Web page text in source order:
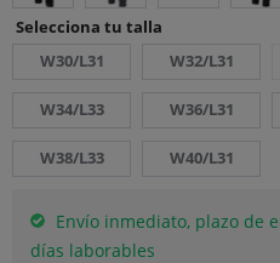
Selecciona tu talla
W30/L31
W32/L31
W34/L33 W36/L31
W38/L33 W40/L31
Envío inmediato, plazo de
días laborables